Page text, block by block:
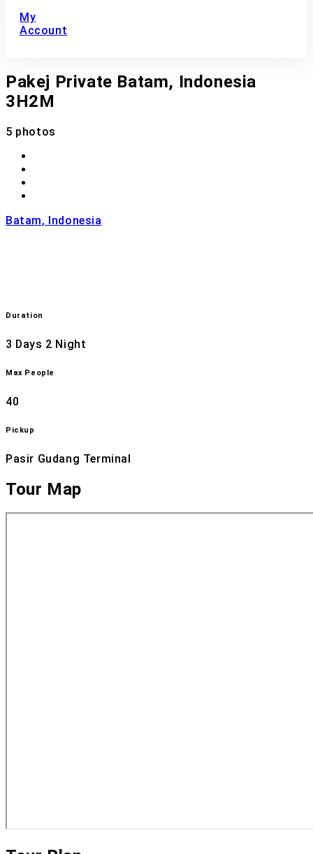
My
Account
Pakej Private Batam, Indonesia
3H2M
5 photos
Batam, Indonesia
Duration
3 Days 2 Night
Max People
40
Pickup
Pasir Gudang Terminal
Tour Map